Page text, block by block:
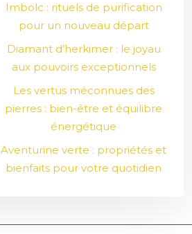
Imbolc : rituels de purification
pour un nouveau départ
Diamant d’herkimer : le joyau
aux pouvoirs exceptionnels
Les vertus méconnues des
pierres : bien-être et équilibre
énergétique
Aventurine verte : propriétés et
bienfaits pour votre quotidien